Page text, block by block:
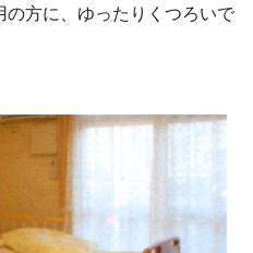
方に、ゆったりくつろいで